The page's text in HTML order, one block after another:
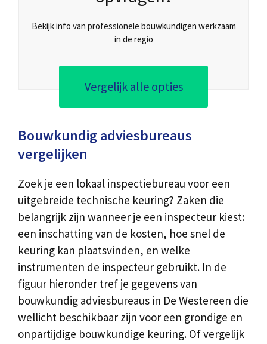
Bekijk info van professionele bouwkundigen werkzaam
in de regio
Vergelijk alle opties
Bouwkundig adviesbureaus
vergelijken
Zoek je een lokaal inspectiebureau voor een
uitgebreide technische keuring? Zaken die
belangrijk zijn wanneer je een inspecteur kiest:
een inschatting van de kosten, hoe snel de
keuring kan plaatsvinden, en welke
instrumenten de inspecteur gebruikt. In de
figuur hieronder tref je gegevens van
bouwkundig adviesbureaus in De Westereen die
wellicht beschikbaar zijn voor een grondige en
onpartijdige bouwkundige keuring. Of vergelijk